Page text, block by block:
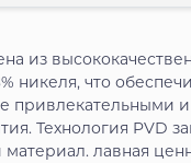
из
никеля, что
Технология PVD
лавная